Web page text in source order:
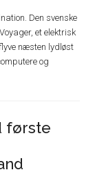
Den svenske
et elektrisk
næsten lydløst
og
første